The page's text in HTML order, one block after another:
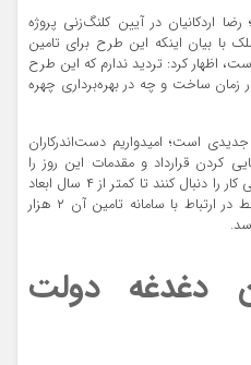
؛ رضا اردکانیان در آیین کلنگ‌زنی پروژه
با بیان اینکه این طرح برای تامین
اظهار کرد: تردید ندارم که این طرح
زمان ساخت و چه در بهره‌برداری چهره
است‌؛ امیدواریم دست‌اندرکاران
کردن قرارداد و مقدمات این روز را
فراهم کردند؛ همین گونه مراحل اجرایی کار را دنبال کنند تا کمتر از ۴ سال ابعاد
متعدد و متنوع این پروژه بزرگ که فقط در ارتباط با سامانه تامین آن ۲ هزار
دغدغه دولت